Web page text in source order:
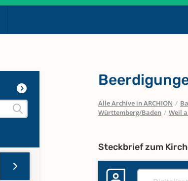
Alle Archive in ARCHION /
Württemberg/Baden / Weil
Steckbrief zum